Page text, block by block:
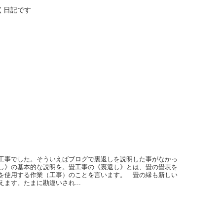
日記です
事でした。そういえばブログで裏返しを説明した事がなかっ
》の基本的な説明を。畳工事の《裏返し》とは、畳の畳表を
使用する作業（工事）のことを言います。 畳の縁も新しい
ます。たまに勘違いされ...